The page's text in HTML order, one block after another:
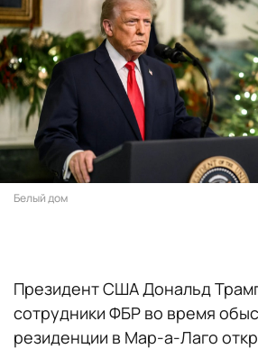
Белый дом
Президент США Дональд
сотрудники ФБР во время
резиденции в Мар-а-Лаго